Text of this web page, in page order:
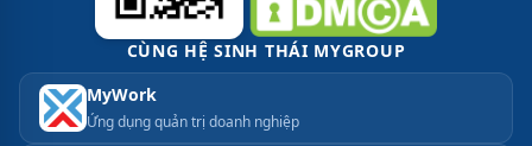
CÙNG HỆ SINH THÁI MYGROUP
MyWork
Ứng dụng quản trị doanh nghiệp